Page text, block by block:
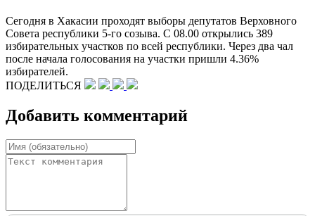
Сегодня в Хакасии проходят выборы депутатов Верховного
Совета республики 5-го созыва. С 08.00 открылись 389
избирательных участков по всей республики. Через два чал
после начала голосования на участки пришли 4.36%
избирателей.
ПОДЕЛИТЬСЯ
Добавить комментарий